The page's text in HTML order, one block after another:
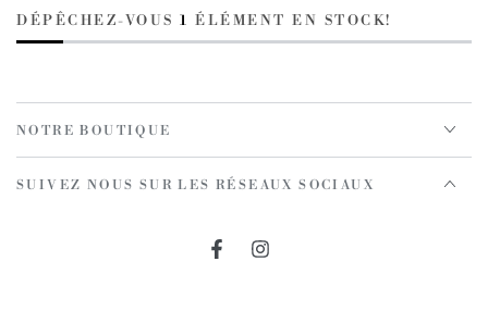
rabat
S
rabat
S
DÉPÊCHEZ-VOUS 1 ÉLÉMENT EN STOCK!
NOTRE BOUTIQUE
SUIVEZ NOUS SUR LES RÉSEAUX SOCIAUX
FacebookInstagram